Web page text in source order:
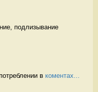
подлизывание
в коментах...